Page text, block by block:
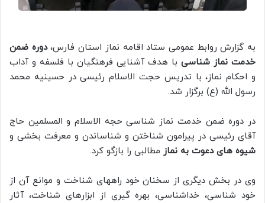
به گزارش روابط عمومی ستاد اقامه نماز استان فارس،دوره ضمن
خدمت نماز شناسی با هدف آشنایی فرهنگیان با فلسفه و آداب
و احکام نماز، با تدریس حجت الاسلام رئیسی در حسینیه محمد
رسول الله (ع) برگزار شد.
در دوره ضمن خدمت نماز شناسی حجه الاسلام و المسلمین حاج
آقای رئیسی در پیرامون شناختن و شناساندن و معرفت بخشی و
شیوه های دعوت به نماز مطالبی را بازگو کرد.
وی در بخش دیگری از سخنان خود راههای شناخت و موانع آن از
خود شناسی، خداشناسی، بهره گیری از ابزارهای شناخت، آثار